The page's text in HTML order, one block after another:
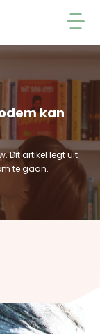
kan
Dit artikel legt uit
te gaan.